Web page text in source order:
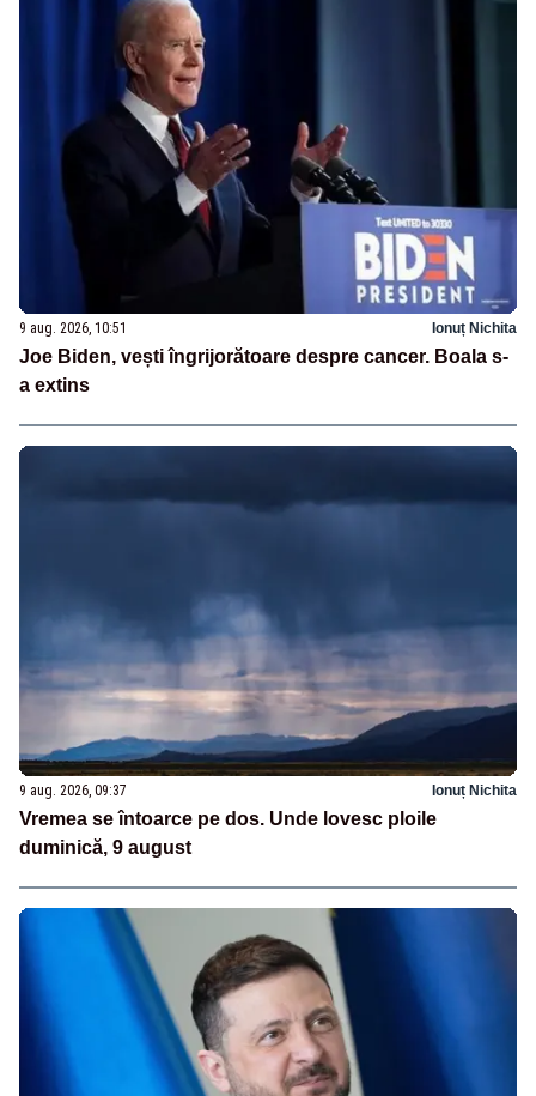
9 aug. 2026, 10:51 Ionuț Nichita
Joe Biden, vești îngrijorătoare despre cancer. Boala s-
a extins
9 aug. 2026, 09:37 Ionuț Nichita
Vremea se întoarce pe dos. Unde lovesc ploile
duminică, 9 august